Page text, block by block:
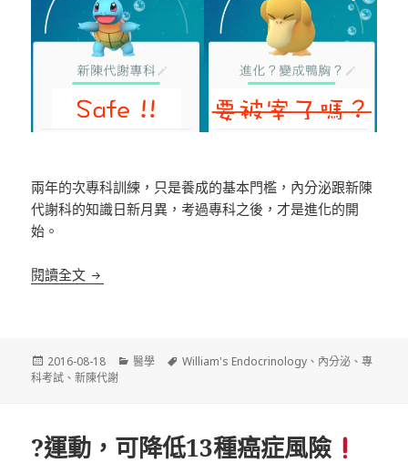
兩年的次專科訓練，只是養成的基本門檻，內分泌跟新陳
代謝科的知識日新月異，考過專科之後，才是進化的開
始。
閱讀全文 內分泌新陳代謝專科 – 讀書&考試心得
發
佈
2016-08-18
分
醫學
標
William's Endocrinology 、 內分泌 、專
科考試 、新陳代謝
?運動，可降低13種癌症風險